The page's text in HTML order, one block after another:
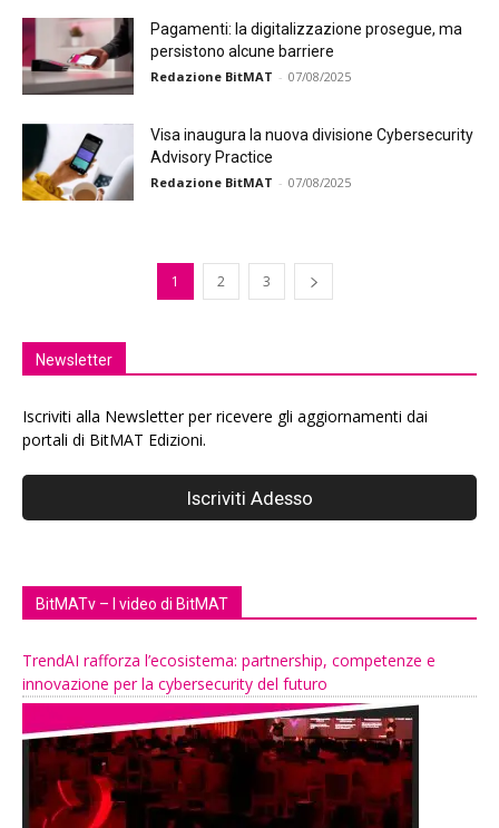
Pagamenti: la digitalizzazione prosegue, ma
persistono alcune barriere
Redazione BitMAT - 07/08/2025
Visa inaugura la nuova divisione Cybersecurity
Advisory Practice
Redazione BitMAT - 07/08/2025
1 2 3
Newsletter
Iscriviti alla Newsletter per ricevere gli aggiornamenti dai
portali di BitMAT Edizioni.
BitMATv – I video di BitMAT
TrendAI rafforza l’ecosistema: partnership, competenze e
innovazione per la cybersecurity del futuro